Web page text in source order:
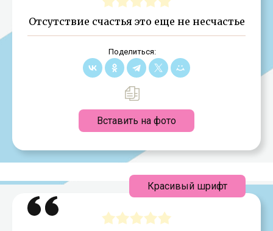
Отсутствие счастья это еще не несчастье
Поделиться:
Вставить на фото
Красивый шрифт